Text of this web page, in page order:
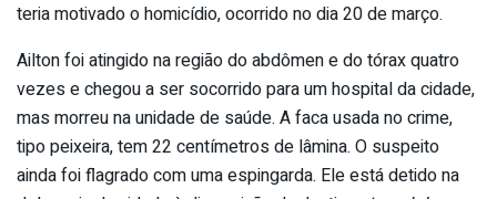
teria motivado o homicídio, ocorrido no dia 20 de março.
Ailton foi atingido na região do abdômen e do tórax quatro
vezes e chegou a ser socorrido para um hospital da cidade,
mas morreu na unidade de saúde. A faca usada no crime,
tipo peixeira, tem 22 centímetros de lâmina. O suspeito
ainda foi flagrado com uma espingarda. Ele está detido na